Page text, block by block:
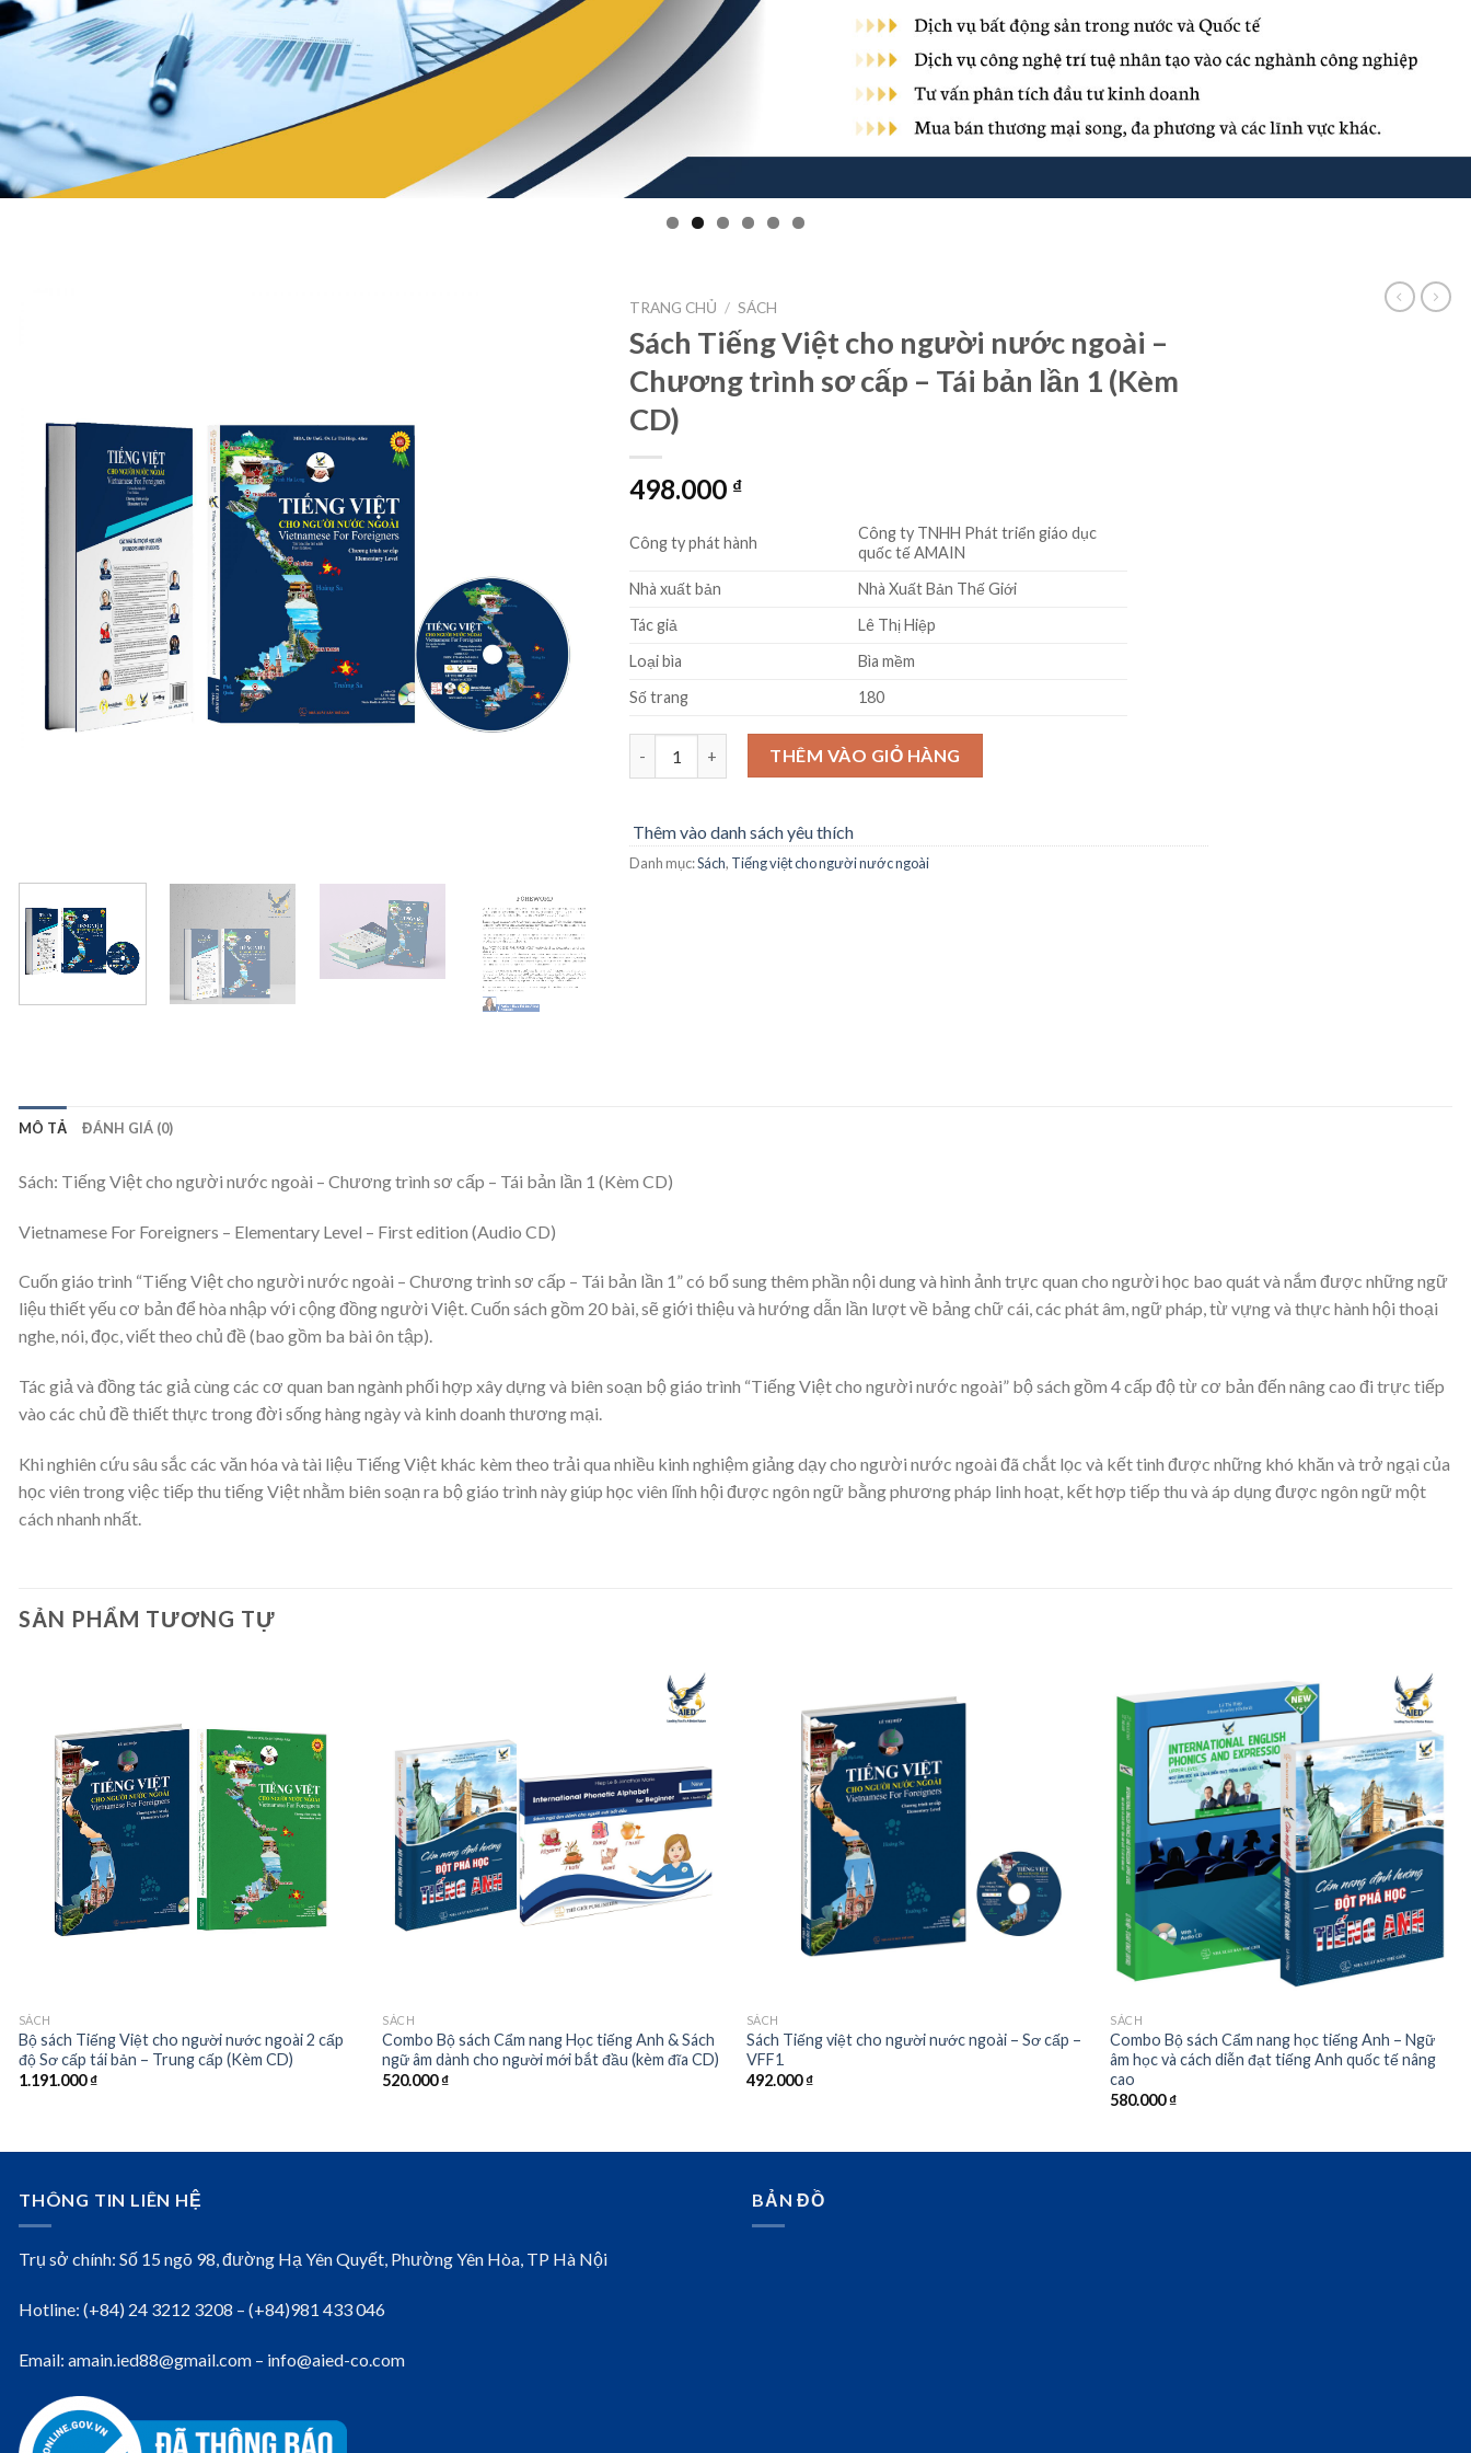
TRANG CHỦ / SÁCH
Sách Tiếng Việt cho người nước ngoài –
Chương trình sơ cấp – Tái bản lần 1 (Kèm
CD)
498.000 ₫
Công ty phát hành
Công ty TNHH Phát triển giáo dục
quốc tế AMAIN
Nhà xuất bản
Nhà Xuất Bản Thế Giới
Tác giả
Lê Thị Hiệp
Loại bìa
Bìa mềm
Số trang
180
Sách Tiếng Việt cho người nước ngoài - Chương trình sơ cấp - Tái bản lần 1 (Kèm CD) số lượng
THÊM VÀO GIỎ HÀNG
Thêm vào danh sách yêu thích
Danh mục:Sách, Tiếng việt cho người nước ngoài
MÔ TẢ ĐÁNH GIÁ (0)
Sách: Tiếng Việt cho người nước ngoài – Chương trình sơ cấp – Tái bản lần 1 (Kèm CD)
Vietnamese For Foreigners – Elementary Level – First edition (Audio CD)
Cuốn giáo trình “Tiếng Việt cho người nước ngoài – Chương trình sơ cấp – Tái bản lần 1” có bổ sung thêm phần nội dung và hình ảnh trực quan cho người học bao quát và nắm được những ngữ
liệu thiết yếu cơ bản để hòa nhập với cộng đồng người Việt. Cuốn sách gồm 20 bài, sẽ giới thiệu và hướng dẫn lần lượt về bảng chữ cái, các phát âm, ngữ pháp, từ vựng và thực hành hội thoại
nghe, nói, đọc, viết theo chủ đề (bao gồm ba bài ôn tập).
Tác giả và đồng tác giả cùng các cơ quan ban ngành phối hợp xây dựng và biên soạn bộ giáo trình “Tiếng Việt cho người nước ngoài” bộ sách gồm 4 cấp độ từ cơ bản đến nâng cao đi trực tiếp
vào các chủ đề thiết thực trong đời sống hàng ngày và kinh doanh thương mại.
Khi nghiên cứu sâu sắc các văn hóa và tài liệu Tiếng Việt khác kèm theo trải qua nhiều kinh nghiệm giảng dạy cho người nước ngoài đã chắt lọc và kết tinh được những khó khăn và trở ngại của
học viên trong việc tiếp thu tiếng Việt nhằm biên soạn ra bộ giáo trình này giúp học viên lĩnh hội được ngôn ngữ bằng phương pháp linh hoạt, kết hợp tiếp thu và áp dụng được ngôn ngữ một
cách nhanh nhất.
SẢN PHẨM TƯƠNG TỰ
Thêm
vào
danh
yêu
thích
SÁCH
Bộ sách Tiếng Việt cho người nước ngoài 2 cấp
độ Sơ cấp tái bản – Trung cấp (Kèm CD)
1.191.000₫
danh
sách
yêu
thích
SÁCH
Combo Bộ sách Cẩm nang Học tiếng Anh & Sách
ngữ âm dành cho người mới bắt đầu (kèm đĩa CD)
520.000₫
SÁCH
Sách Tiếng việt cho người nước ngoài – Sơ cấp –
VFF1
492.000₫
Thêm
vào
danh
sách
yêu
thích
SÁCH
Combo Bộ sách Cẩm nang học tiếng Anh – Ngữ
âm học và cách diễn đạt tiếng Anh quốc tế nâng
cao
580.000₫
THÔNG TIN LIÊN HỆ
Trụ sở chính: Số 15 ngõ 98, đường Hạ Yên Quyết, Phường Yên Hòa, TP Hà Nội
Hotline: (+84) 24 3212 3208 – (+84)981 433 046
Email: amain.ied88@gmail.com – info@aied-co.com
BẢN ĐỒ